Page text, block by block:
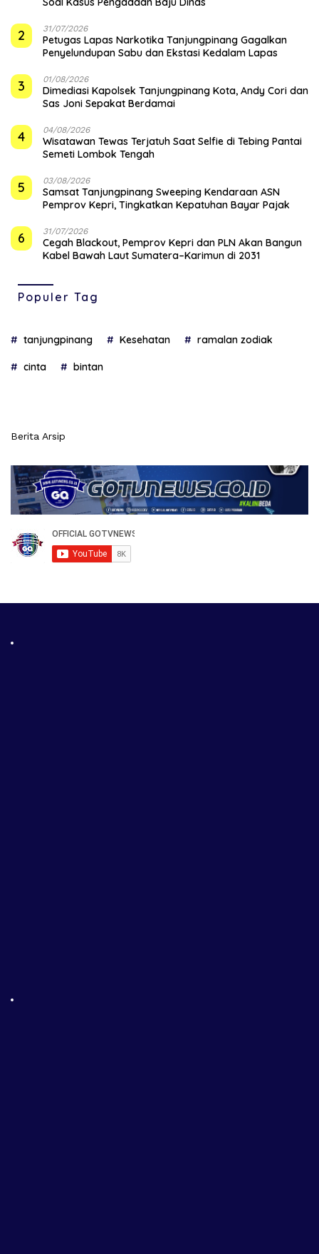
2 31/07/2026
Petugas Lapas Narkotika Tanjungpinang Gagalkan
Penyelundupan Sabu dan Ekstasi Kedalam Lapas
3 01/08/2026
Dimediasi Kapolsek Tanjungpinang Kota, Andy Cori dan
Sas Joni Sepakat Berdamai
4 04/08/2026
Wisatawan Tewas Terjatuh Saat Selfie di Tebing Pantai
Semeti Lombok Tengah
5 03/08/2026
Samsat Tanjungpinang Sweeping Kendaraan ASN
Pemprov Kepri, Tingkatkan Kepatuhan Bayar Pajak
6 31/07/2026
Cegah Blackout, Pemprov Kepri dan PLN Akan Bangun
Kabel Bawah Laut Sumatera–Karimun di 2031
Populer Tag
tanjungpinang Kesehatan ramalan zodiak
cinta bintan
Berita Arsip